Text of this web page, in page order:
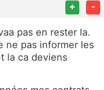
+ -
pas en rester la.
ne pas informer les
la ca deviens